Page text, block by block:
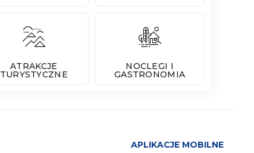
ATRAKCJE
TURYSTYCZNE
NOCLEGI I
GASTRONOMIA
APLIKACJE MOBILNE